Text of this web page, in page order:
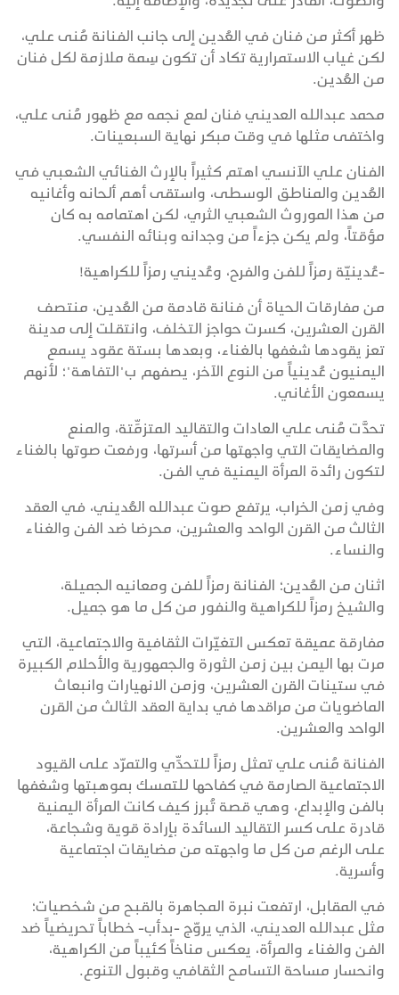
ظهر أكثر من فنان في العُدين إلى جانب الفنانة مُنى علي،
لكن غياب الاستمرارية تكاد أن تكون سِمة ملازمة لكل فنان
من العُدين.
محمد عبدالله العديني فنان لمع نجمه مع ظهور مُنى علي،
واختفى مثلها في وقت مبكر نهاية السبعينات.
الفنان علي الآنسي اهتم كثيراً بالإرث الغنائي الشعبي في
العُدين والمناطق الوسطى، واستقى أهم ألحانه وأغانيه
من هذا الموروث الشعبي الثري، لكن اهتمامه به كان
مؤقتاً، ولم يكن جزءاً من وجدانه وبنائه النفسي.
-عُدينيّة رمزاً للفن والفرح، وعُديني رمزاً للكراهية!
من مفارقات الحياة أن فنانة قادمة من العُدين، منتصف
القرن العشرين، كسرت حواجز التخلف، وانتقلت إلى مدينة
تعز يقودها شغفها بالغناء، وبعدها بستة عقود يسمع
اليمنيون عُدينياً من النوع الآخر، يصفهم ب"التفاهة"؛ لأنهم
يسمعون الأغاني.
تحدَّت مُنى علي العادات والتقاليد المتزمِّتة، والمنع
والمضايقات التي واجهتها من أسرتها، ورفعت صوتها بالغناء
لتكون رائدة المرأة اليمنية في الفن.
وفي زمن الخراب، يرتفع صوت عبدالله العُديني، في العقد
الثالث من القرن الواحد والعشرين، محرضا ضد الفن والغناء
والنساء.
اثنان من العُدين؛ الفنانة رمزاً للفن ومعانيه الجميلة،
والشيخ رمزاً للكراهية والنفور من كل ما هو جميل.
مفارقة عميقة تعكس التغيّرات الثقافية والاجتماعية، التي
مرت بها اليمن بين زمن الثورة والجمهورية والأحلام الكبيرة
في ستينات القرن العشرين، وزمن الانهيارات وانبعاث
الماضويات من مراقدها في بداية العقد الثالث من القرن
الواحد والعشرين.
الفنانة مُنى علي تمثل رمزاً للتحدِّي والتمرّد على القيود
الاجتماعية الصارمة في كفاحها للتمسك بموهبتها وشغفها
بالفن والإبداع، وهي قصة تُبرز كيف كانت المرأة اليمنية
قادرة على كسر التقاليد السائدة بإرادة قوية وشجاعة،
على الرغم من كل ما واجهته من مضايقات اجتماعية
وأسرية.
في المقابل، ارتفعت نبرة المجاهرة بالقبح من شخصيات؛
مثل عبدالله العديني، الذي يروّج -بدأب- خطاباً تحريضياً ضد
الفن والغناء والمرأة، يعكس مناخاً كئيباً من الكراهية،
وانحسار مساحة التسامح الثقافي وقبول التنوع.